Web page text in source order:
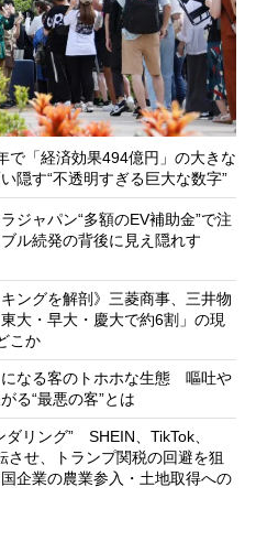
で「経済効果494億円」の大きな
隠す“不透明すぎる巨大な数字”
ジャパン“多額のEV補助金”で注
ル続発の背後に見え隠れす
ングを解剖》三菱商事、三井物
大・早大・慶大で約6割」の現
こか
なる客のトホホな生態 嘔吐や
る“最悪の客”とは
リング” SHEIN、TikTok、
せ、トランプ関税の回避を狙
企業の農業参入・土地取得への